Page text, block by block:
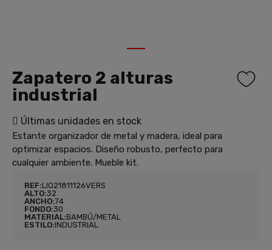
Zapatero 2 alturas
industrial
Últimas unidades en stock
Estante organizador de metal y madera, ideal para
optimizar espacios. Diseño robusto, perfecto para
cualquier ambiente. Mueble kit.
REF:LIQ21811126VERS
ALTO:32
ANCHO:74
FONDO:30
MATERIAL:BAMBÚ/METAL
ESTILO:INDUSTRIAL